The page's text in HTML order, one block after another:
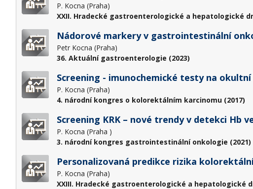
P. Kocna (Praha)
XXII. Hradecké gastroenterologické a hepatologické
Nádorové markery v gastrointestinální
Petr Kocna (Praha)
36. Aktuální gastroenterologie (2023)
Screening - imunochemické testy na
P. Kocna (Praha)
4. národní kongres o kolorektálním karcinomu (2017)
Screening KRK – nové trendy v detekci Hb
P. Kocna (Praha )
3. národní kongres gastrointestinální onkologie (2021)
Personalizovaná predikce rizika
P. Kocna (Praha)
XXIII. Hradecké gastroenterologické a hepatologické